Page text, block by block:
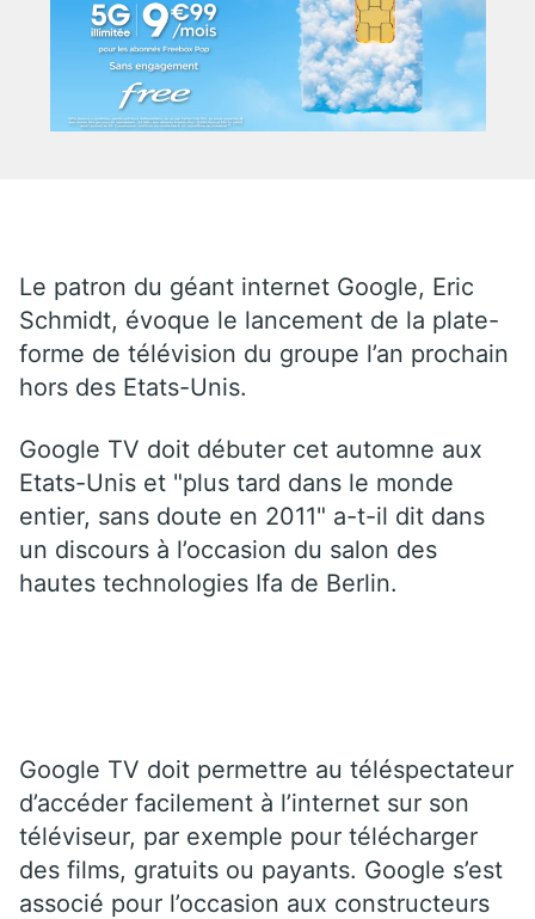
Le patron du géant internet Google, Eric
Schmidt, évoque le lancement de la plate-
forme de télévision du groupe l’an prochain
hors des Etats-Unis.
Google TV doit débuter cet automne aux
Etats-Unis et "plus tard dans le monde
entier, sans doute en 2011" a-t-il dit dans
un discours à l’occasion du salon des
hautes technologies Ifa de Berlin.
Google TV doit permettre au téléspectateur
d’accéder facilement à l’internet sur son
téléviseur, par exemple pour télécharger
des films, gratuits ou payants. Google s’est
associé pour l’occasion aux constructeurs